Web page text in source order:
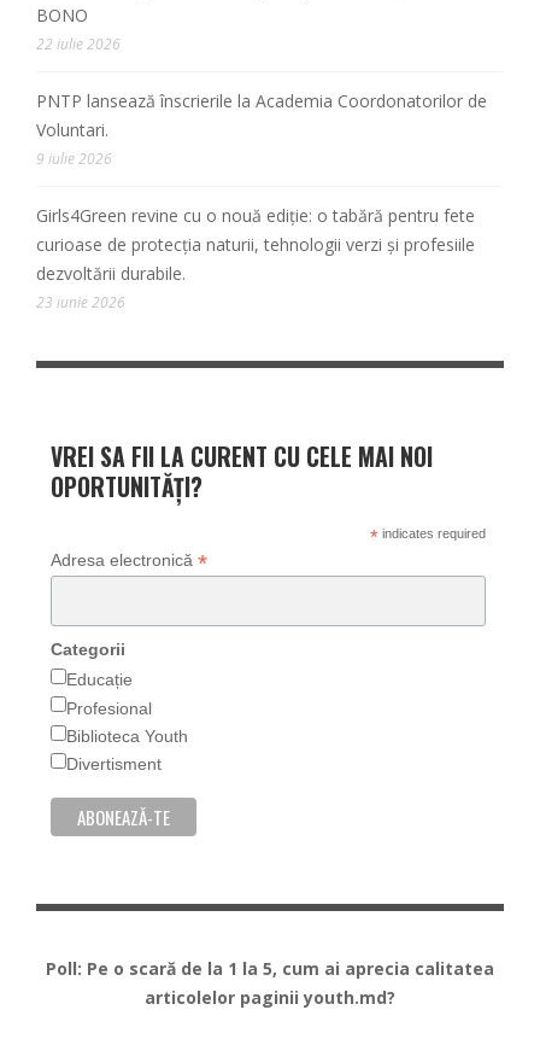
BONO
22 iulie 2026
PNTP lansează înscrierile la Academia Coordonatorilor de
Voluntari.
9 iulie 2026
Girls4Green revine cu o nouă ediție: o tabără pentru fete
curioase de protecția naturii, tehnologii verzi și profesiile
dezvoltării durabile.
23 iunie 2026
VREI SA FII LA CURENT CU CELE MAI NOI
OPORTUNITĂȚI?
*indicates required
Adresa electronică *
Categorii
Educație
Profesional
Biblioteca Youth
Divertisment
Poll: Pe o scară de la 1 la 5, cum ai aprecia calitatea
articolelor paginii youth.md?